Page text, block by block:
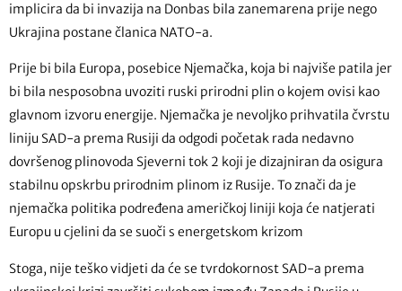
implicira da bi invazija na Donbas bila zanemarena prije nego
Ukrajina postane članica NATO-a.
Prije bi bila Europa, posebice Njemačka, koja bi najviše patila jer
bi bila nesposobna uvoziti ruski prirodni plin o kojem ovisi kao
glavnom izvoru energije. Njemačka je nevoljko prihvatila čvrstu
liniju SAD-a prema Rusiji da odgodi početak rada nedavno
dovršenog plinovoda Sjeverni tok 2 koji je dizajniran da osigura
stabilnu opskrbu prirodnim plinom iz Rusije. To znači da je
njemačka politika podređena američkoj liniji koja će natjerati
Europu u cjelini da se suoči s energetskom krizom
Stoga, nije teško vidjeti da će se tvrdokornost SAD-a prema